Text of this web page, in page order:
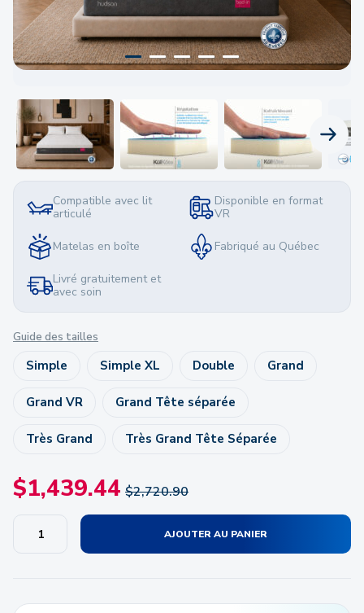
Compatible avec lit
articulé
Disponible en format
VR
Matelas en boîte Fabriqué au Québec
Livré gratuitement et
avec soin
Guide des tailles
Simple Simple XL Double Grand
Grand VR Grand Tête séparée
Très Grand Très Grand Tête Séparée
$1,439.44 $2,720.90
AJOUTER AU PANIER